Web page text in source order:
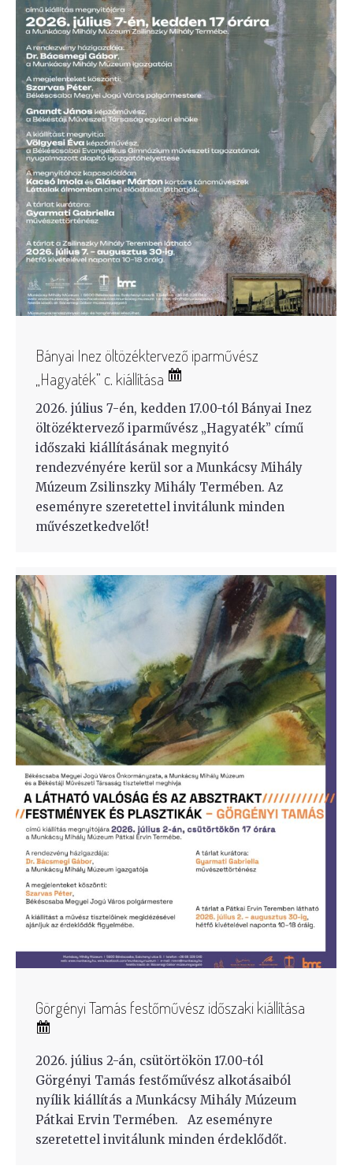
Bányai Inez öltözéktervező iparművész
„Hagyaték” c. kiállítása
2026. július 7-én, kedden 17.00-tól Bányai Inez
öltözéktervező iparművész „Hagyaték” című
időszaki kiállításának megnyitó
rendezvényére kerül sor a Munkácsy Mihály
Múzeum Zsilinszky Mihály Termében. Az
eseményre szeretettel invitálunk minden
művészetkedvelőt!
Görgényi Tamás festőművész időszaki kiállítása
2026. július 2-án, csütörtökön 17.00-tól
Görgényi Tamás festőművész alkotásaiból
nyílik kiállítás a Munkácsy Mihály Múzeum
Pátkai Ervin Termében. Az eseményre
szeretettel invitálunk minden érdeklődőt.